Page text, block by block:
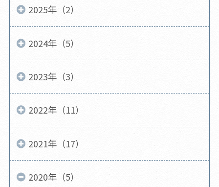
2025年（2）
2024年（5）
2023年（3）
2022年（11）
2021年（17）
2020年（5）